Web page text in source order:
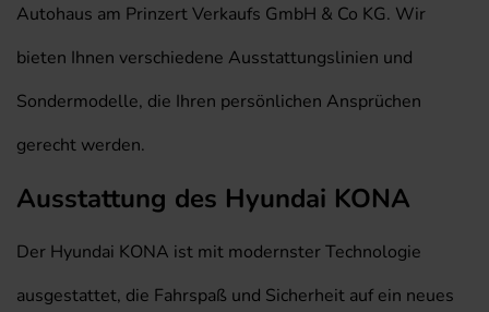
Autohaus am Prinzert Verkaufs GmbH & Co KG. Wir
bieten Ihnen verschiedene Ausstattungslinien und
Sondermodelle, die Ihren persönlichen Ansprüchen
gerecht werden.
Ausstattung des Hyundai KONA
Der Hyundai KONA ist mit modernster Technologie
ausgestattet, die Fahrspaß und Sicherheit auf ein neues